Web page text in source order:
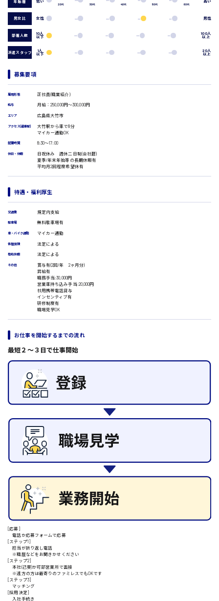
軽作業
フォークリフト
介護・医療系
医師
介護職
看護助手
総務事務
受付事務
医療事務
翻訳、通訳
IT・クリエイティブ系
DTPオペレーター
CADオペレーター
WEBデザイナー
校正・編集
販売・サービス・フード系
調理
営業
ラウンダー営業
ルート営業
その他の専門職
施設管理・整備
清掃
配送・ドライバー
広島市南区
広島市安佐南区
広島市安芸区
呉市
東広島市
安芸太田町
安芸郡
山口県
時給1300円～
時給1400円～
時給1500円以上
時給制すべて
日給8000円～
日給9000円～
日給10000円以上
年齢層 低い
20代 30代 40代 50代 60代
高い
男女比 女性 男性
部署人数 10人
以下
100人
以上
派遣スタッフ 1人
以下
20人
以上
募集要項
雇用形態 正社員(職業紹介)
給与 月給：250,000円～300,000円
エリア 広島県大竹市
アクセス(最寄駅)
大竹駅から車で8分
マイカー通勤OK
就業時間 8:30〜17:00
休日・休暇
日祝休み 週休二日制(会社暦)
夏季/年末年始等の長期休暇有
平均月2回程度希望休有
待遇・福利厚生
交通費 規定内支給
駐車場 無料駐車場有
車・バイク通勤 マイカー通勤
各種保険 法定による
有給休暇 法定による
その他
賞与有(2回/年 2ヶ月分)
昇給有
職務手当:30,000円
営業車持ち込み手当:20,000円
社用携帯電話貸与
インセンティブ有
研修制度有
職場見学OK
お仕事を開始するまでの流れ
最短２〜３日で仕事開始
[応募]
電話か応募フォームで応募
[ステップ1]
担当が折り返し電話
※職歴などをお聞きかせください
[ステップ2]
本社(己斐)か可部営業所で面接
※遠方の方は最寄りのファミレスでもOKです
[ステップ3]
マッチング
[採用決定]
入社手続き